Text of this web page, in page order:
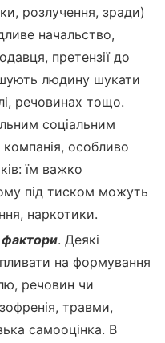
розлучення, зради)
начальство,
претензії до
людину шукати
речовинах тощо.
соціальним
особливо
їм важко
під тиском можуть
наркотики.
фактори. Деякі
на формування
речовин чи
травми,
самооцінка. В